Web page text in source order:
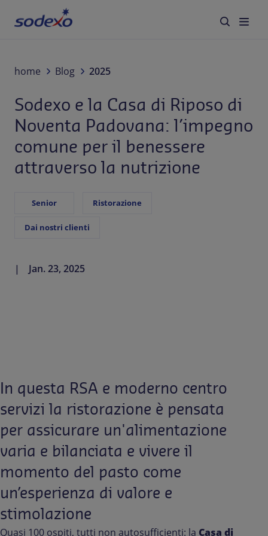
Servizi e Brand
Settori
Blog
Chi siamo
Sostenibilità
Lavora con noi
Contattaci
home Blog 2025
Sodexo e la Casa di Riposo di
Noventa Padovana: l’impegno
comune per il benessere
attraverso la nutrizione
Senior Ristorazione
Dai nostri clienti
Jan. 23, 2025
In questa RSA e moderno centro
servizi la ristorazione è pensata
per assicurare un'alimentazione
varia e bilanciata e vivere il
momento del pasto come
un’esperienza di valore e
stimolazione
Quasi 100 ospiti, tutti non autosufficienti: la Casa di